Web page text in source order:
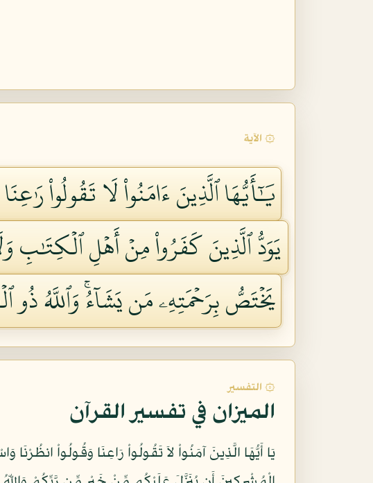
۞ الآية
يَٰٓأَيُّهَا ٱلَّذِينَ ءَامَنُواْ لَا تَقُولُواْ
يَوَدُّ ٱلَّذِينَ كَفَرُواْ مِنۡ أَهۡلِ ٱلۡكِتَٰبِ
يَخۡتَصُّ بِرَحۡمَتِهِۦ مَن يَشَآءُۚ وَٱللَّهُ ذُو
۞ التفسير
الميزان في تفسير القرآن